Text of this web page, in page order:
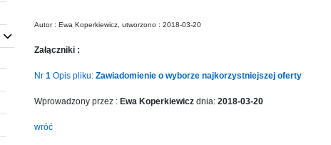
Autor : Ewa Koperkiewicz, utworzono : 2018-03-20
Załączniki :
Nr 1 Opis pliku: Zawiadomienie o wyborze najkorzystniejszej oferty
Wprowadzony przez : Ewa Koperkiewicz dnia: 2018-03-20
wróć